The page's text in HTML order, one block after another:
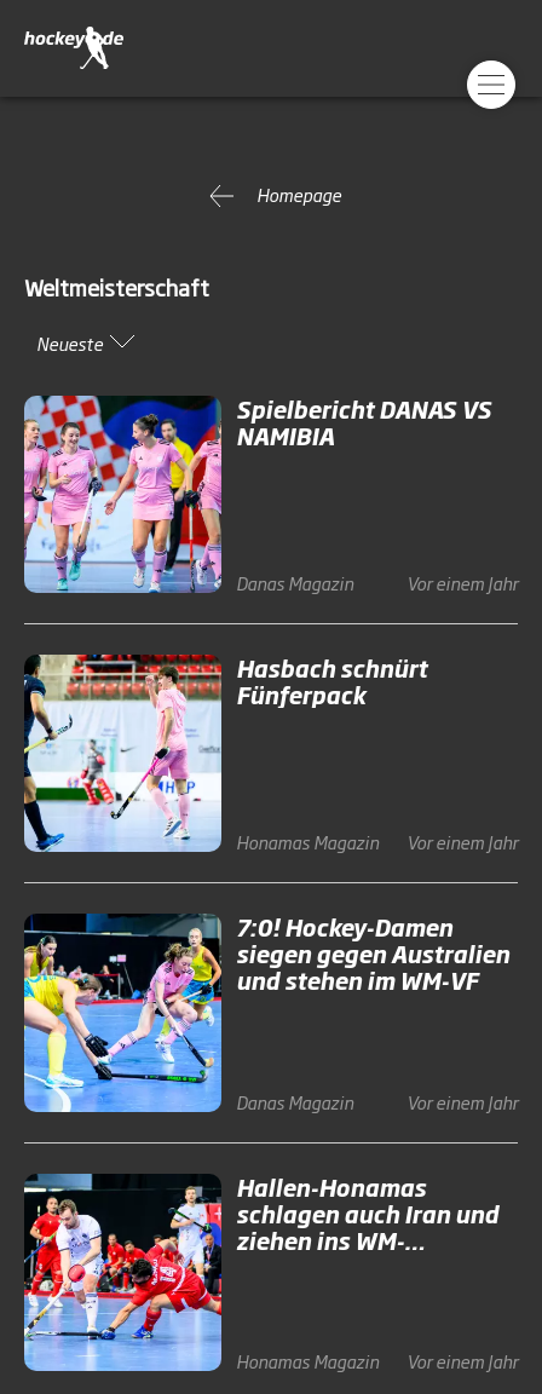
Homepage
Weltmeisterschaft
Neueste
Spielbericht DANAS VS
NAMIBIA
DanasMagazin Vor einem Jahr
Hasbach schnürt
Fünferpack
HonamasMagazin Vor einem Jahr
7:0! Hockey-Damen
siegen gegen Australien
und stehen im WM-VF
DanasMagazin Vor einem Jahr
Hallen-Honamas
schlagen auch Iran und
ziehen ins WM-
HonamasMagazin Vor einem Jahr